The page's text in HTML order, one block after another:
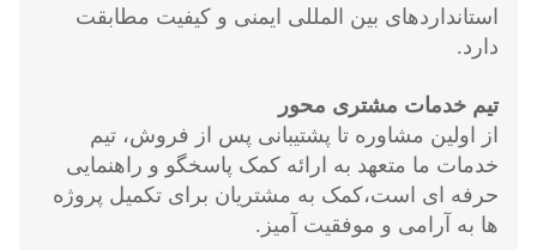
استانداردهای بین المللی ایمنی و کیفیت مطابقت
دارد.
تیم خدمات مشتری محور
از اولین مشاوره تا پشتیبانی پس از فروش، تیم
خدمات ما متعهد به ارائه کمک پاسخگو و راهنمایی
حرفه ای است،کمک به مشتریان برای تکمیل پروژه
ها به آرامی و موفقیت آمیز.